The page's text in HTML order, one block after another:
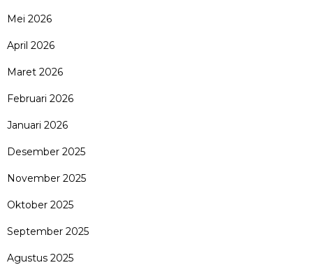
Mei 2026
April 2026
Maret 2026
Februari 2026
Januari 2026
Desember 2025
November 2025
Oktober 2025
September 2025
Agustus 2025